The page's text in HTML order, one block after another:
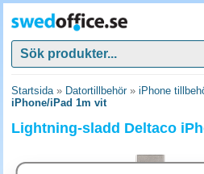
Startsida» Datortillbehör» iPhone
iPhone/iPad 1m vit
Lightning-sladd Deltaco